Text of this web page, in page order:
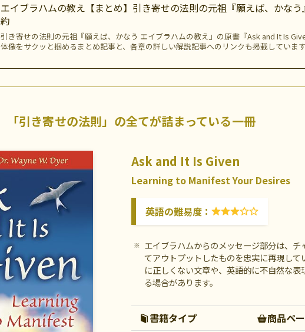
エイブラハムの教え【まとめ】引き寄せの法則の元祖『願えば、かな
約
引き寄せの法則の元祖『願えば、かなう エイブラハムの教え』の原書『Ask and It Is
体像をサクッと掴めるまとめ記事と、各章の詳しい解説記事へのリンクも掲載しています
「引き寄せの法則」の全てが詰まっている一冊
Ask and It Is Given
Learning to Manifest Your Desires
英語の難易度：
エイブラハムからのメッセージ部分は、チ
てアウトプットしたものを忠実に再現して
に正しくない文章や、英語的に不自然な表
る場合があります。
書籍タイプ
商品ペ